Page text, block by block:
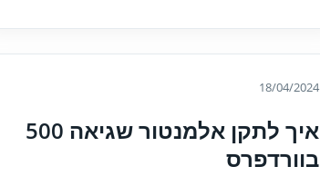
18/04/2024
איך לתקן אלמנטור שגיאה 500
בוורדפרס